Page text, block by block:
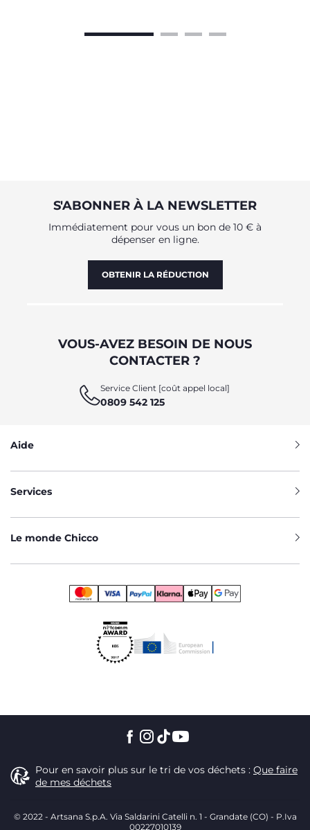
S'ABONNER À LA NEWSLETTER
Immédiatement pour vous un bon de 10 € à
dépenser en ligne.
OBTENIR LA RÉDUCTION
VOUS-AVEZ BESOIN DE NOUS
CONTACTER ?
Service Client [coût appel local]
0809 542 125
Aide
Services
Le monde Chicco
Pour en savoir plus sur le tri de vos déchets : Que faire
de mes déchets
© 2022 - Artsana S.p.A. Via Saldarini Catelli n. 1 - Grandate (CO) - P.Iva
00227010139